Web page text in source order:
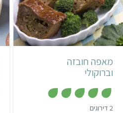
קל 50 דקות
תבנית בינונית
מאפה חובזה
וברוקולי
2 דירוגים